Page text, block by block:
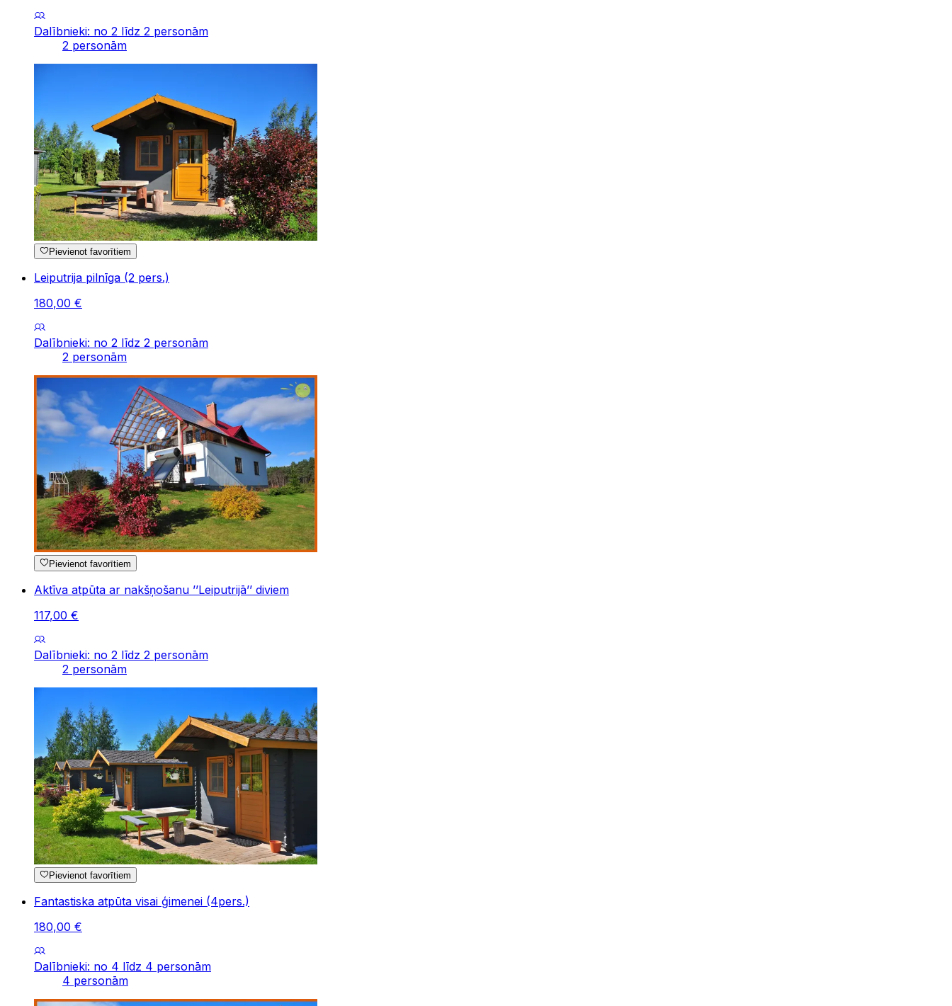
Dalībnieki: no 2 līdz 2 personām
2 personām
Pievienot favorītiem
Leiputrija pilnīga (2 pers.)
180,00 €
Dalībnieki: no 2 līdz 2 personām
2 personām
Pievienot favorītiem
Aktīva atpūta ar nakšņošanu ’’Leiputrijā’’ diviem
117,00 €
Dalībnieki: no 2 līdz 2 personām
2 personām
Pievienot favorītiem
Fantastiska atpūta visai ģimenei (4pers.)
180,00 €
Dalībnieki: no 4 līdz 4 personām
4 personām